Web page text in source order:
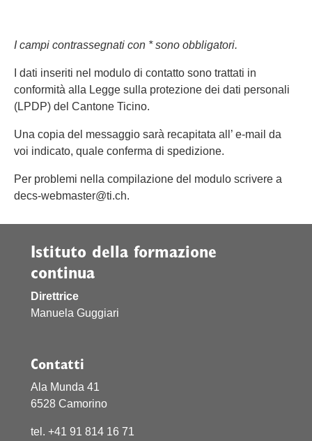
I campi contrassegnati con * sono obbligatori.
I dati inseriti nel modulo di contatto sono trattati in
conformità alla Legge sulla protezione dei dati personali
(LPDP) del Cantone Ticino.
Una copia del messaggio sarà recapitata all’ e-mail da
voi indicato, quale conferma di spedizione.
Per problemi nella compilazione del modulo scrivere a
decs-webmaster@ti.ch.
Istituto della formazione
continua
Direttrice
Manuela Guggiari
Contatti
Ala Munda 41
6528 Camorino
tel. +41 91 814 16 71